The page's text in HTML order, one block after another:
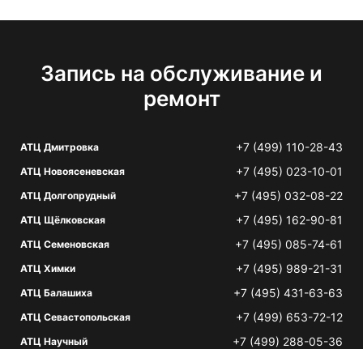
Запись на обслуживание и
ремонт
АТЦ Дмитровка +7 (499) 110-28-43
АТЦ Новоясеневская +7 (495) 023-10-01
АТЦ Долгопрудный +7 (495) 032-08-22
АТЦ Щёлковская +7 (495) 162-90-81
АТЦ Семеновская +7 (495) 085-74-61
АТЦ Химки +7 (495) 989-21-31
АТЦ Балашиха +7 (495) 431-63-63
АТЦ Севастопольская +7 (499) 653-72-12
АТЦ Научный +7 (499) 288-05-36